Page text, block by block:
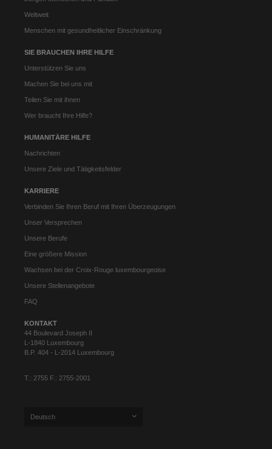
Weltweit
Menschen mit gesundheitlicher Einschränkung
SIE BRAUCHEN IHRE HILFE
Unterstützen Sie uns
Machen Sie bei uns mit
Teilen Sie mit ihnen
Wer braucht Ihre Hilfe?
HUMANITÄRE HILFE
Nachrichten
Unsere Ziele und Tätigkeitsfelder
KARRIERE
Verbinden Sie Ihren Beruf mit Ihren Überzeugungen
Unser Versprechen
Unsere Berufe
Eine größere Mission
Wachsen bei der Croix-Rouge luxembourgeoise
Unsere Stellenangebote
FAQ
KONTAKT
44 Boulevard Joseph II
L-1840 Luxembourg
B.P. 404 - L-2014 Luxembourg
T.: 2755 F.: 2755-2001
Deutsch